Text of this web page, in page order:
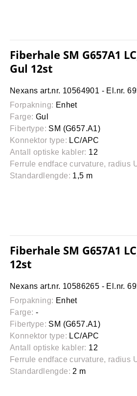
Fiberhale SM G657A1
Gul 12st
Nexans art.nr. 10564901 - El.nr.
Forpakning: Enhet
Farge: Gul
Fibertype: SM (G657.A1)
Konnektor type: LC/APC
Antall optiske kabler: 12
Ferrule endface curvature, radius
Standardlengde: 1,5 m
Fiberhale SM G657A1
12st
Nexans art.nr. 10586265 - El.nr.
Forpakning: Enhet
Farge: -
Fibertype: SM (G657.A1)
Konnektor type: LC/APC
Antall optiske kabler: 12
Ferrule endface curvature, radius
Standardlengde: 2 m